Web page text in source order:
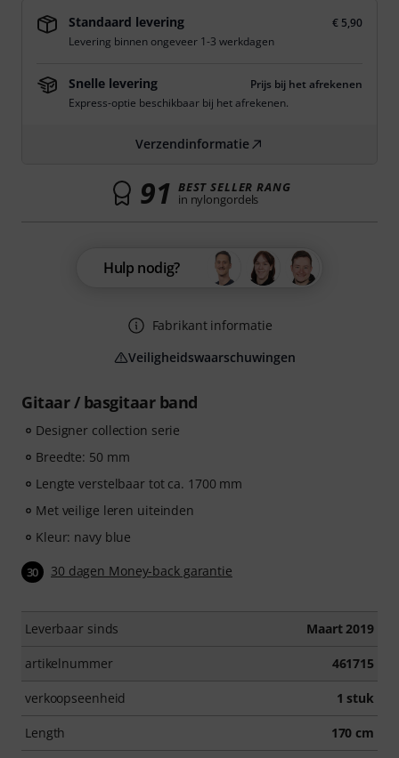
Gitaar / basgitaar band
Designer collection serie
Breedte: 50 mm
Lengte verstelbaar tot ca. 1700 mm
Met veilige leren uiteinden
Kleur: navy blue
30 30 dagen Money-back garantie
Leverbaar sinds Maart 2019
artikelnummer 461715
verkoopseenheid 1 stuk
Length 170 cm
Standaard levering
€ 5,90
Levering binnen ongeveer 1-3 werkdagen
Snelle levering
Prijs bij het afrekenen
Express-optie beschikbaar bij het afrekenen.
Verzendinformatie
91 BEST SELLER RANG
in nylongordels
Hulp nodig?
Fabrikant informatie
Veiligheidswaarschuwingen